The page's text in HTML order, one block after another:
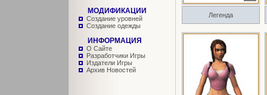
МОДИФИКАЦИИ
Создание уровней
Создание одежды
ИНФОРМАЦИЯ
О Сайте
Разработчики Игры
Издатели Игры
Архив Новостей
Легенда